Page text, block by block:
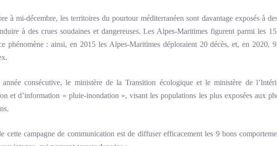
à mi-décembre, les territoires du pourtour méditerranéen sont davantage exposés à
à des crues soudaines et dangereuses. Les Alpes-Maritimes figurent parmi les
phénomène : ainsi, en 2015 les Alpes-Maritimes déploraient 20 décès, et, en 2020,
consécutive, le ministère de la Transition écologique et le ministère de
et d’information « pluie-inondation », visant les populations les plus exposées aux
cette campagne de communication est de diffuser efficacement les 9 bons